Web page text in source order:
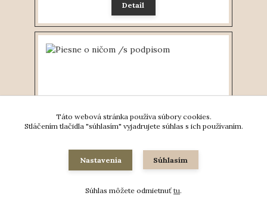
Detail
Piesne o ničom /s podpisom
Táto webová stránka používa súbory cookies.
Stláčením tlačidla "súhlasím" vyjadrujete súhlas s ich používaním.
Nastavenia Súhlasím
Súhlas môžete odmietnuť tu.